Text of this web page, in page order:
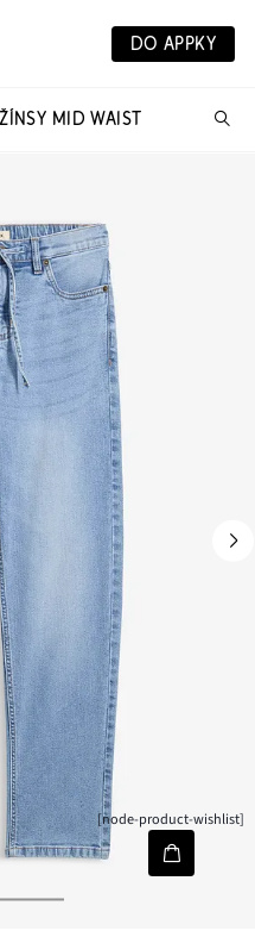
DO APPKY
MID WAIST
[node-product-wishlist]